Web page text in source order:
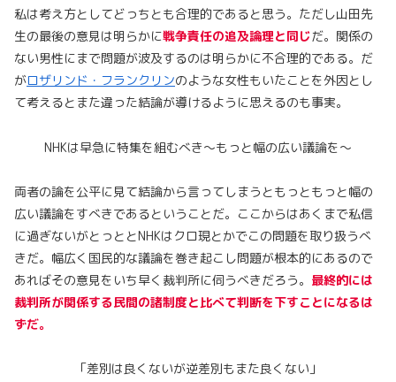
私は考え方としてどっちとも合理的であると思う。ただし山田先
生の最後の意見は明らかに戦争責任の追及論理と同じだ。関係の
ない男性にまで問題が波及するのは明らかに不合理的である。だ
がロザリンド・フランクリンのような女性もいたことを外因とし
て考えるとまた違った結論が導けるように思えるのも事実。
NHKは早急に特集を組むべき～もっと幅の広い議論を～
両者の論を公平に見て結論から言ってしまうともっともっと幅の
広い議論をすべきであるということだ。ここからはあくまで私信
に過ぎないがとっととNHKはクロ現とかでこの問題を取り扱うべ
きだ。幅広く国民的な議論を巻き起こし問題が根本的にあるので
あればその意見をいち早く裁判所に伺うべきだろう。 最終的には
裁判所が関係する民間の諸制度と比べて判断を下すことになるは
ずだ。
「差別は良くないが逆差別もまた良くない」